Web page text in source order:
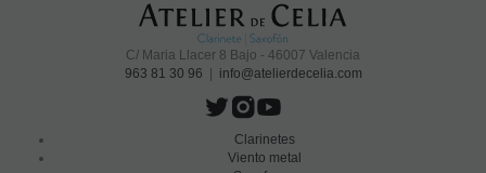
C/ Maria Llacer 8 Bajo - 46007 Valencia
963 81 30 96 | info@atelierdecelia.com
Clarinetes
Viento metal